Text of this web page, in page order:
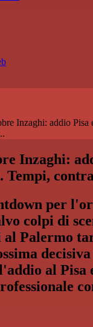
Inzaghi: addio Pisa
Inzaghi:
Tempi,
per
colpi di
al Palermo
al Pisa